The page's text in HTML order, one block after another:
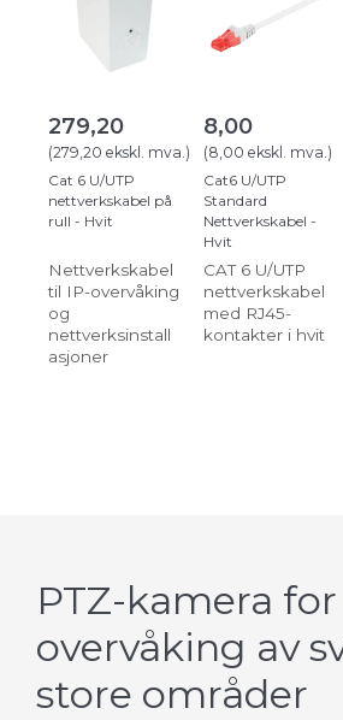
279,20
(279,20 ekskl. mva. )
Cat 6 U/UTP
nettverkskabel på
rull - Hvit
Nettverkskabel
til IP-overvåking
og
nettverksinstall
asjoner
8,00
(8,00 ekskl. mva.)
Cat6 U/UTP
Standard
Nettverkskabel -
Hvit
CAT 6 U/UTP
nettverkskabel
med RJ45-
kontakter i hvit
PTZ-kamera for
overvåking av
store områder